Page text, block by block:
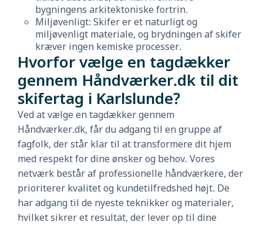
bygningens arkitektoniske fortrin.
Miljøvenligt: Skifer er et naturligt og
miljøvenligt materiale, og brydningen af skifer
kræver ingen kemiske processer.
Hvorfor vælge en tagdækker
gennem Håndværker.dk til dit
skifertag i Karlslunde?
Ved at vælge en tagdækker gennem
Håndværker.dk, får du adgang til en gruppe af
fagfolk, der står klar til at transformere dit hjem
med respekt for dine ønsker og behov. Vores
netværk består af professionelle håndværkere, der
prioriterer kvalitet og kundetilfredshed højt. De
har adgang til de nyeste teknikker og materialer,
hvilket sikrer et resultat, der lever op til dine